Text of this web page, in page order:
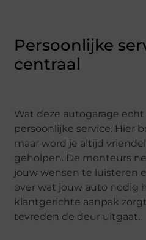
Persoonlijke
centraal
Wat deze autogarage
persoonlijke service. Hier
maar word je altijd
geholpen. De monteurs
jouw wensen te luisteren
over wat jouw auto nodig
klantgerichte aanpak
tevreden de deur uitgaat.